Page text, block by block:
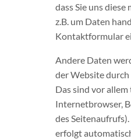
dass Sie uns
z.B. um Daten
Kontaktformular
Andere Daten
der Website durch
Das sind vor allem
Internetbrowser,
des
erfolgt